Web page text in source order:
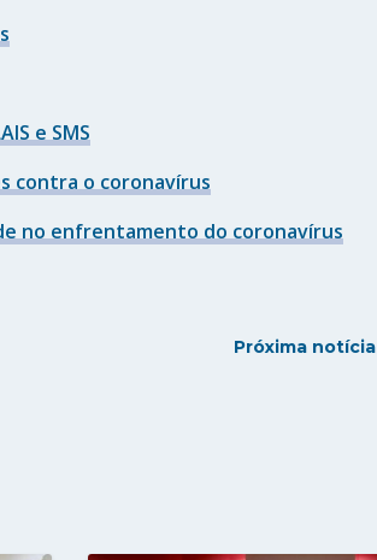
e SMS
contra o coronavírus
no enfrentamento do coronavírus
Próxima notícia